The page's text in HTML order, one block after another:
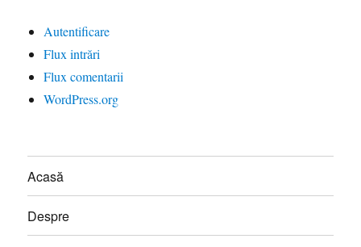
Autentificare
Flux intrări
Flux comentarii
WordPress.org
Acasă
Despre